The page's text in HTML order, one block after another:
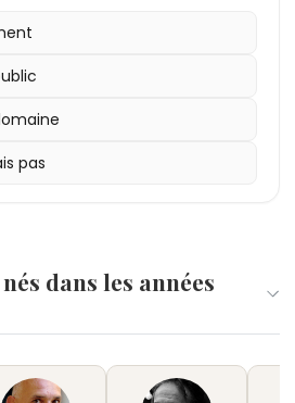
pas
dans les années